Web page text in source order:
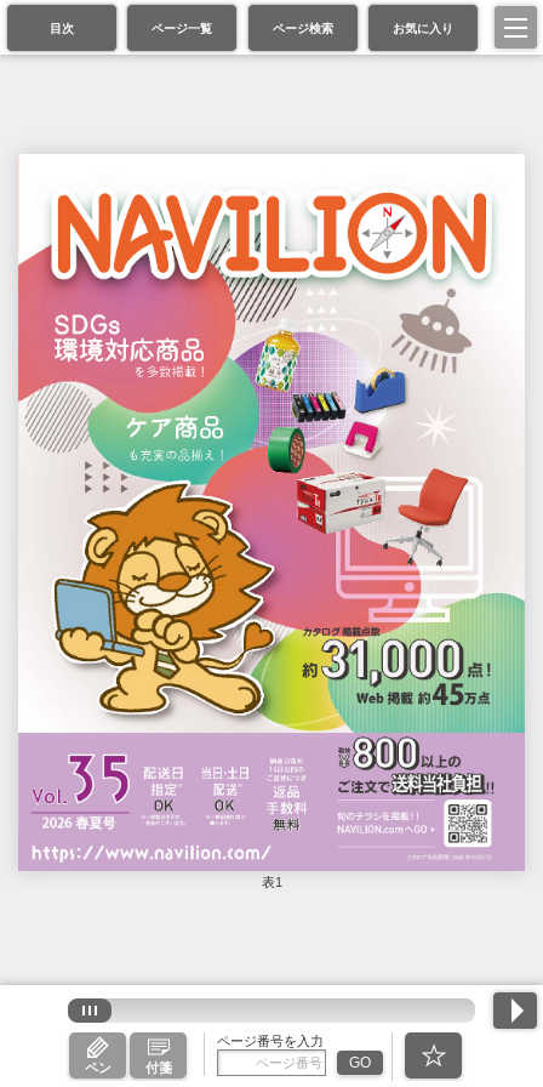
目次 ページ一覧 ページ検索 お気に入り
表1
ペン 付箋
ページ番号を入力
GO